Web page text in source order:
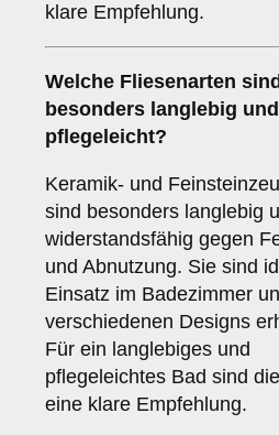
klare Empfehlung.
Welche Fliesenarten sind
besonders langlebig und
pflegeleicht?
Keramik- und
sind besonders langlebig
widerstandsfähig gegen
und Abnutzung. Sie sind
Einsatz im Badezimmer
verschiedenen Designs
Für ein langlebiges und
pflegeleichtes Bad sind
eine klare Empfehlung.